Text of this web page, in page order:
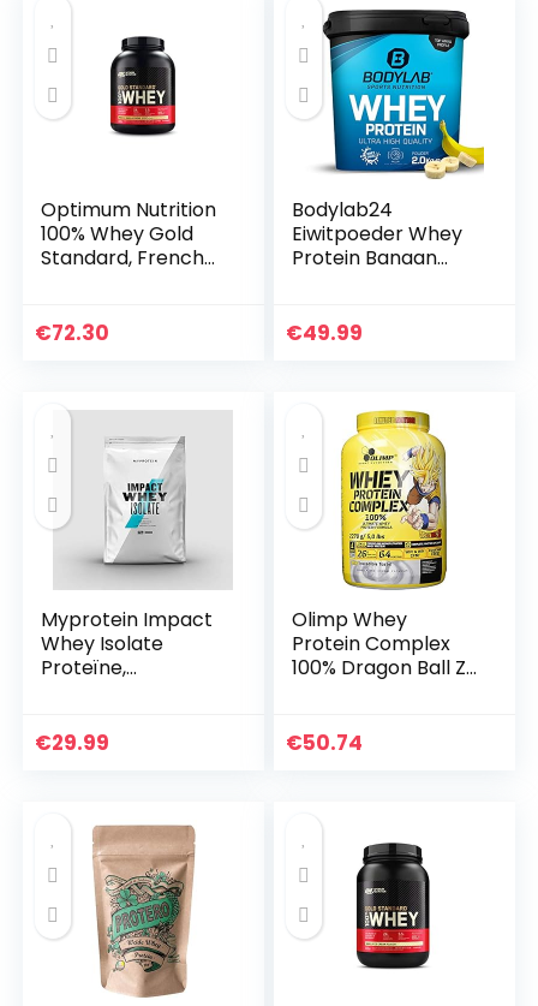
Optimum Nutrition
100% Whey Gold
Standard, French
€72.30
Bodylab24
Eiwitpoeder Whey
Protein Banaan
en fitness, Whey
€49.99
Myprotein Impact
Whey Isolate
Proteïne,
€29.99
Olimp Whey
Protein Complex
100% Dragon Ball Z
Dose
€50.74